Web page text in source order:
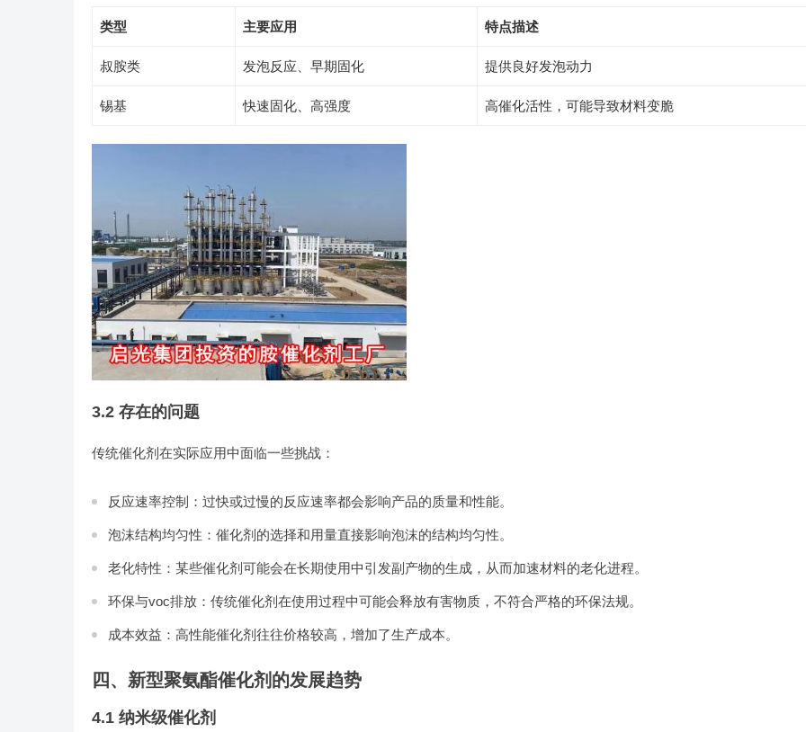
类型 主要应用 特点描述
叔胺类 发泡反应、早期固化 提供良好发泡动力
锡基 快速固化、高强度 高催化活性，可能导致材料变脆
3.2 存在的问题
传统催化剂在实际应用中面临一些挑战：
反应速率控制：过快或过慢的反应速率都会影响产品的质量和性能。
泡沫结构均匀性：催化剂的选择和用量直接影响泡沫的结构均匀性。
老化特性：某些催化剂可能会在长期使用中引发副产物的生成，从而加速材料的老化进程。
环保与voc排放：传统催化剂在使用过程中可能会释放有害物质，不符合严格的环保法规。
成本效益：高性能催化剂往往价格较高，增加了生产成本。
四、新型聚氨酯催化剂的发展趋势
4.1 纳米级催化剂